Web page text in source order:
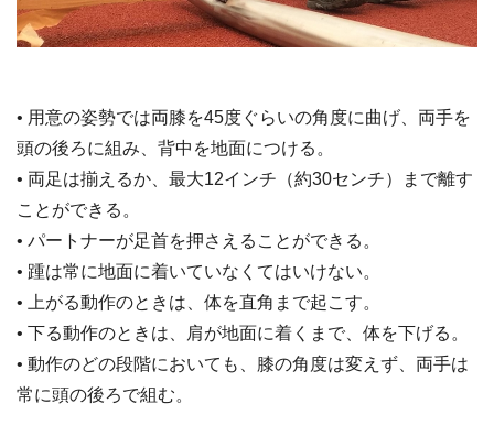
• 用意の姿勢では両膝を45度ぐらいの角度に曲げ、両手を
頭の後ろに組み、背中を地面につける。
• 両足は揃えるか、最大12インチ（約30センチ）まで離す
ことができる。
• パートナーが足首を押さえることができる。
• 踵は常に地面に着いていなくてはいけない。
• 上がる動作のときは、体を直角まで起こす。
• 下る動作のときは、肩が地面に着くまで、体を下げる。
• 動作のどの段階においても、膝の角度は変えず、両手は
常に頭の後ろで組む。